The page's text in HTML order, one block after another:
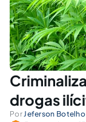
drogas
Por Jeferson Botelho